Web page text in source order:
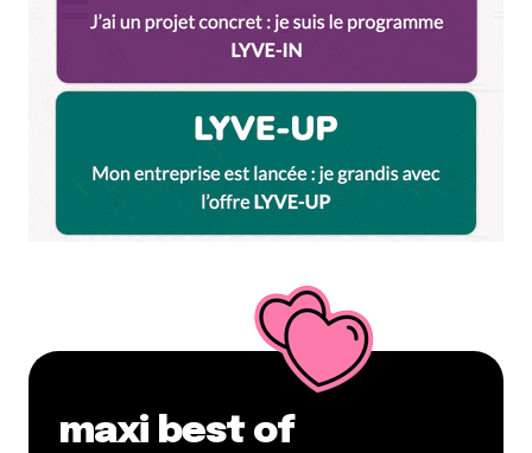
Répondre
@Lamboglia : allez je te donne un
scoop. Cette année le brunch sonore
de Lyon CityCrunch n’aura pas lieu au
Café Gadagne
et mince, voilà que mes bons plans sont dévoilés à
tout un chacun !! Il ne fallait pas en parler ! Voilà que
mes endroits favoris vont être envahis de lyonnais
8 mars 2012 à 17 h 58 min
maxi best of